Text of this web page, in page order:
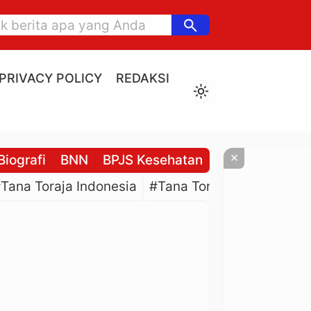
search
PRIVACY POLICY
REDAKSI
light_mode
BNN BPJS Kesehatan BPJS
Toraja Indonesia #Tana Toraja Culture
×